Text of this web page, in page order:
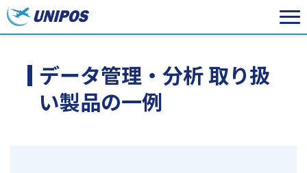
データ管理・分析 取り扱
い製品の一例